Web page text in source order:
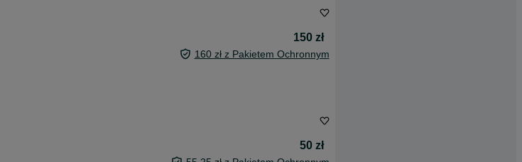
150 zł
160 zł z Pakietem Ochronnym
50 zł